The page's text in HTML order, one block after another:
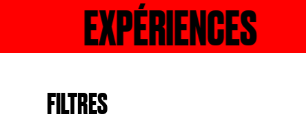
EXPÉRIENCESRECHERCHER
FILTRES